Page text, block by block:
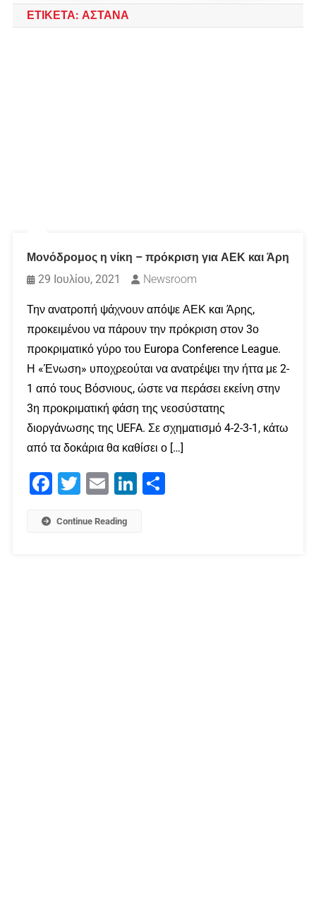
ΕΤΙΚΈΤΑ: ΑΣΤΆΝΑ
Μονόδρομος η νίκη – πρόκριση για ΑΕΚ και Άρη
29 Ιουλίου, 2021
Newsroom
Την ανατροπή ψάχνουν απόψε ΑΕΚ και Άρης,
προκειμένου να πάρουν την πρόκριση στον 3ο
προκριματικό γύρο του Europa Conference League.
Η «Ένωση» υποχρεούται να ανατρέψει την ήττα με 2-
1 από τους Βόσνιους, ώστε να περάσει εκείνη στην
3η προκριματική φάση της νεοσύστατης
διοργάνωσης της UEFA. Σε σχηματισμό 4-2-3-1, κάτω
από τα δοκάρια θα καθίσει ο […]
Facebook
Twitter Email LinkedIn
Continue Reading